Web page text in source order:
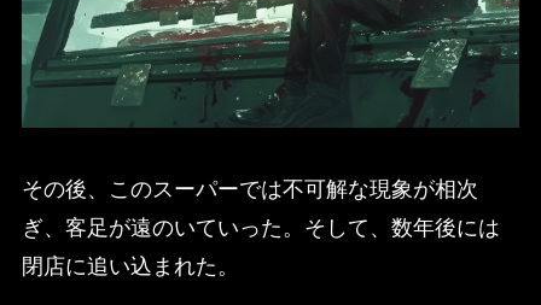
その後、このスーパーでは不可解な現象が相次
ぎ、客足が遠のいていった。そして、数年後には
閉店に追い込まれた。